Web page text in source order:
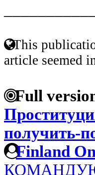
This
article seemed
Full
получить-
Finland